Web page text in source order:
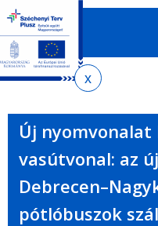
menetrendkeresőhöz
almenühöz
tartalomra
oldaltérképre
Új nyomvonalat
vasútvonal: az
pótlóbuszok